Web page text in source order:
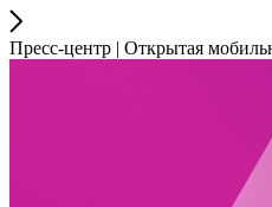
Пресс-центр | Открытая